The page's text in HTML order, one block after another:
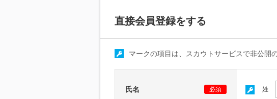
直接会員登録をする
マークの項目は、スカウトサービスで非公
氏名 必須 姓